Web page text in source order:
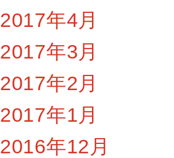
2017年4月
2017年3月
2017年2月
2017年1月
2016年12月